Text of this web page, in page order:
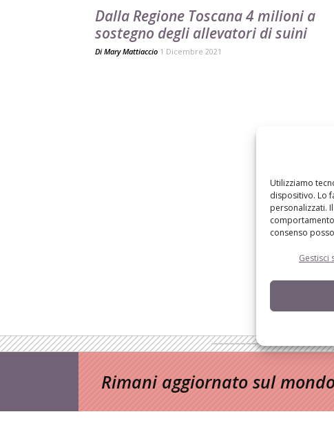
Utilizziamo
dispositivo. Lo
personalizzati.
consenso
Gestisci
Dalla Regione Toscana 4 milioni a
sostegno degli allevatori di suini
Di Mary Mattiaccio 1 Dicembre 2021
Rimani aggiornato sul